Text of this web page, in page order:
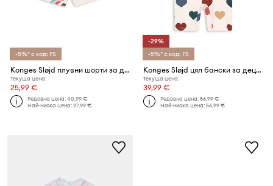
-5%* с код: FS
Konges Sløjd плувни шорти за деца ASTER SWIM PANTS GRS
Текуща цена:
25,99 €
Редовна цена:40,99 €
Най-ниска цена:27,99 €
-29%
-5%* с код: FS
Konges Sløjd цял бански за деца MANUCA SWIM ONESIE
Текуща цена:
39,99 €
Редовна цена:56,99 €
Най-ниска цена:56,99 €